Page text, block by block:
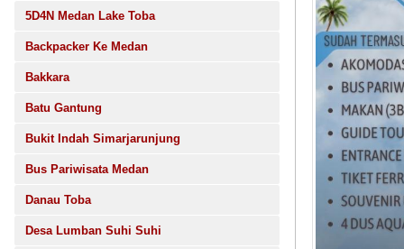
5D4N Medan Lake Toba
Backpacker Ke Medan
Bakkara
Batu Gantung
Bukit Indah Simarjarunjung
Bus Pariwisata Medan
Danau Toba
Desa Lumban Suhi Suhi